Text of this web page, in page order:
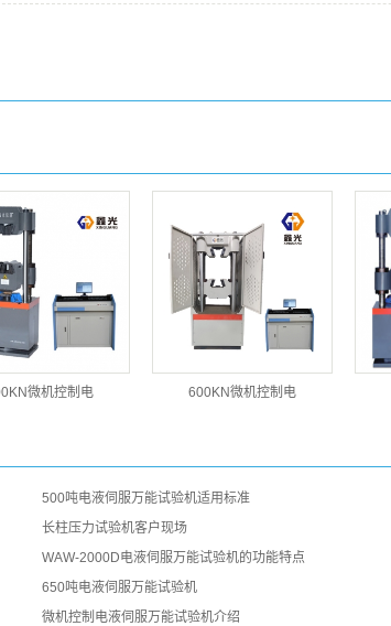
微机控制电 600KN微机控制电
500吨电液伺服万能试验机适用标准
长柱压力试验机客户现场
WAW-2000D电液伺服万能试验机的功能特点
650吨电液伺服万能试验机
微机控制电液伺服万能试验机介绍